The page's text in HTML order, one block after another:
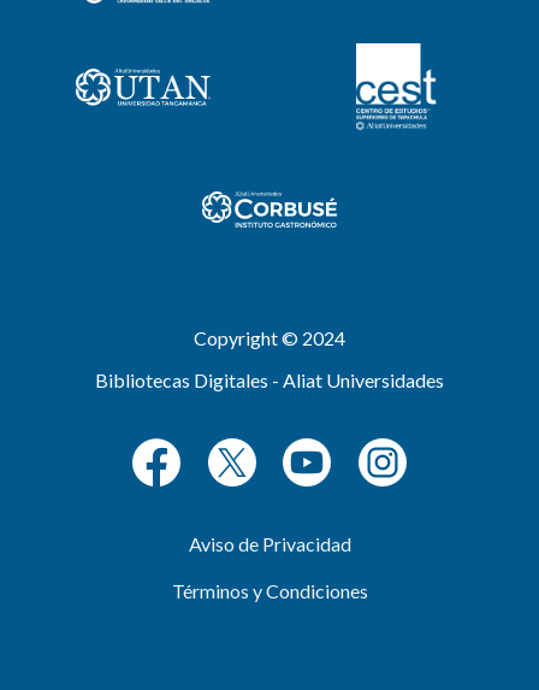
Copyright © 2024
Bibliotecas Digitales - Aliat Universidades
Aviso de Privacidad
Términos y Condiciones